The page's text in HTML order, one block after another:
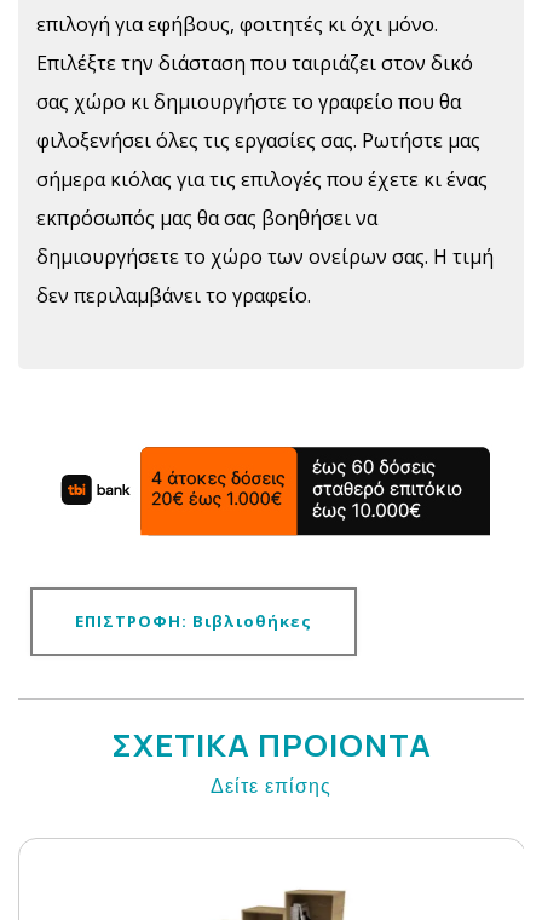
επιλογή για εφήβους, φοιτητές κι όχι μόνο.
Επιλέξτε την διάσταση που ταιριάζει στον δικό
σας χώρο κι δημιουργήστε το γραφείο που θα
φιλοξενήσει όλες τις εργασίες σας. Ρωτήστε μας
σήμερα κιόλας για τις επιλογές που έχετε κι ένας
εκπρόσωπός μας θα σας βοηθήσει να
δημιουργήσετε το χώρο των ονείρων σας. Η τιμή
δεν περιλαμβάνει το γραφείο.
ΕΠΙΣΤΡΟΦΗ: Βιβλιοθήκες
ΣΧΕΤΙΚΑ ΠΡΟΙΟΝΤΑ
Δείτε επίσης